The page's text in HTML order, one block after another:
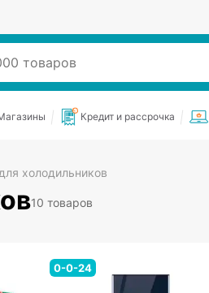
Кредит и рассрочка
холодильников
10 товаров
0-0-24